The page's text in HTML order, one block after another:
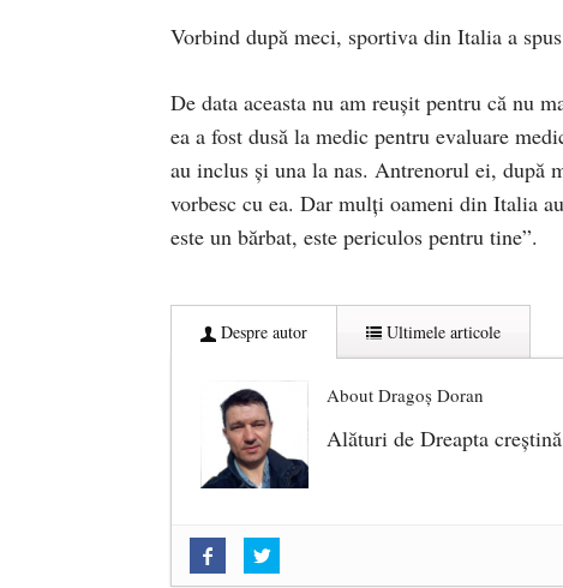
Vorbind după meci, sportiva din Italia a
De data aceasta nu am reușit pentru că nu
ea a fost dusă la medic pentru evaluare
au inclus și una la nas. Antrenorul ei, după
vorbesc cu ea. Dar mulți oameni din Italia
este un bărbat, este periculos pentru tine”.
Despre autor Ultimele articole
About Dragoș Doran
Alături de Dreapta
„Acum nu e momentul”